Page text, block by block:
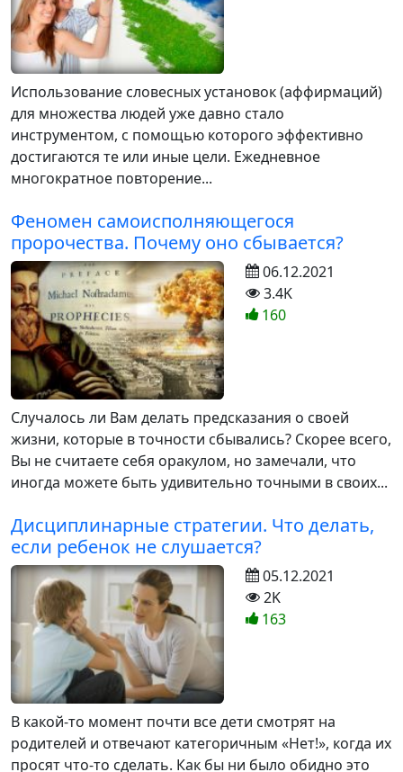
Использование словесных установок (аффирмаций)
для множества людей уже давно стало
инструментом, с помощью которого эффективно
достигаются те или иные цели. Ежедневное
многократное повторение...
Феномен самоисполняющегося
пророчества. Почему оно сбывается?
Случалось ли Вам делать предсказания о своей
жизни, которые в точности сбывались? Скорее всего,
Вы не считаете себя оракулом, но замечали, что
иногда можете быть удивительно точными в своих...
06.12.2021
3.4K
160
Дисциплинарные стратегии. Что делать,
если ребенок не слушается?
В какой-то момент почти все дети смотрят на
родителей и отвечают категоричным «Нет!», когда их
просят что-то сделать. Как бы ни было обидно это
05.12.2021
2K
163